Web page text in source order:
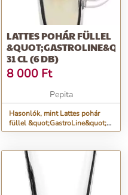
LATTES POHÁR FÜLLEL
31 CL (6 DB)
8 000 Ft
Pepita
Hasonlók, mint Lattes pohár
füllel &quot;GastroLine&quot;
31 cl (6 db)